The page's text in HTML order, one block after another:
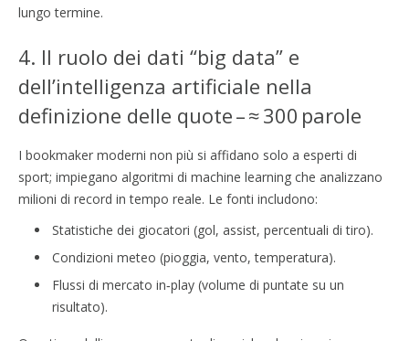
lungo termine.
4. Il ruolo dei dati “big data” e
dell’intelligenza artificiale nella
definizione delle quote – ≈ 300 parole
I bookmaker moderni non più si affidano solo a esperti di
sport; impiegano algoritmi di machine learning che analizzano
milioni di record in tempo reale. Le fonti includono:
Statistiche dei giocatori (gol, assist, percentuali di tiro).
Condizioni meteo (pioggia, vento, temperatura).
Flussi di mercato in‑play (volume di puntate su un
risultato).